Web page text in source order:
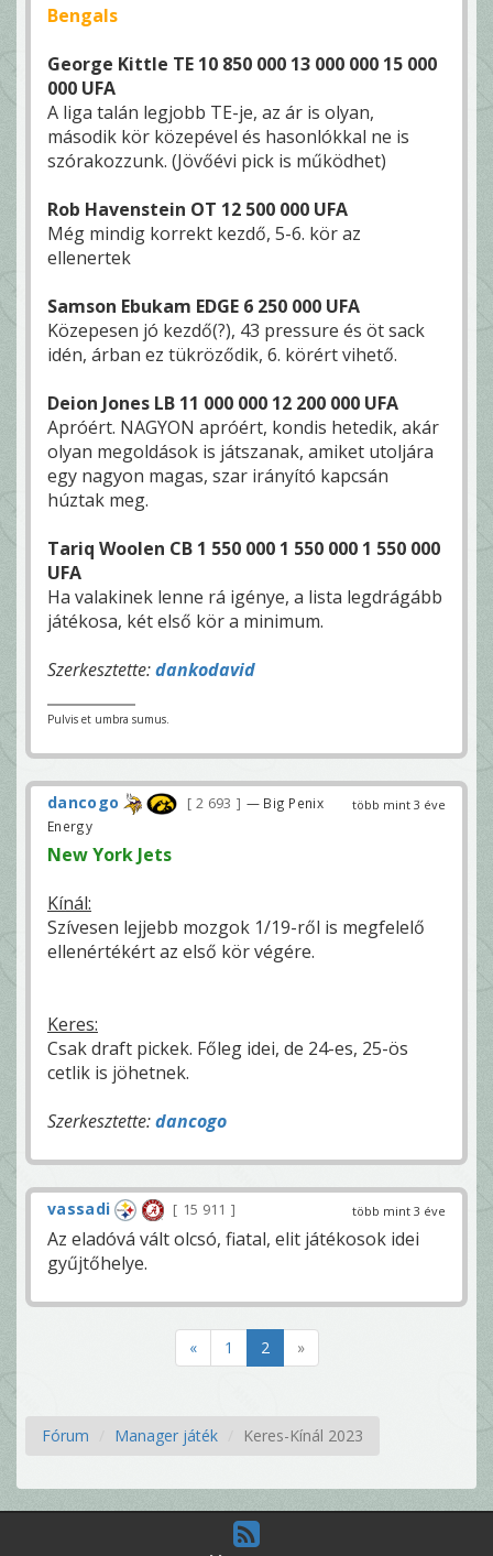
Bengals
George Kittle TE 10 850 000 13 000 000 15 000
000 UFA
A liga talán legjobb TE-je, az ár is olyan,
második kör közepével és hasonlókkal ne is
szórakozzunk. (Jövőévi pick is működhet)
Rob Havenstein OT 12 500 000 UFA
Még mindig korrekt kezdő, 5-6. kör az
ellenertek
Samson Ebukam EDGE 6 250 000 UFA
Közepesen jó kezdő(?), 43 pressure és öt sack
idén, árban ez tükröződik, 6. körért vihető.
Deion Jones LB 11 000 000 12 200 000 UFA
Apróért. NAGYON apróért, kondis hetedik, akár
olyan megoldások is játszanak, amiket utoljára
egy nagyon magas, szar irányító kapcsán
húztak meg.
Tariq Woolen CB 1 550 000 1 550 000 1 550 000
UFA
Ha valakinek lenne rá igénye, a lista legdrágább
játékosa, két első kör a minimum.
Szerkesztette:dankodavid
Pulvis et umbra sumus.
több mint 3 éve
dancogo 2 693
— Big Penix
Energy
New York Jets
Kínál:
Szívesen lejjebb mozgok 1/19-ről is megfelelő
ellenértékért az első kör végére.
Keres:
Csak draft pickek. Főleg idei, de 24-es, 25-ös
cetlik is jöhetnek.
Szerkesztette:dancogo
több mint 3 éve
vassadi 15 911
Az eladóvá vált olcsó, fiatal, elit játékosok idei
gyűjtőhelye.
« 1 2 »
Fórum Manager játék Keres-Kínál 2023